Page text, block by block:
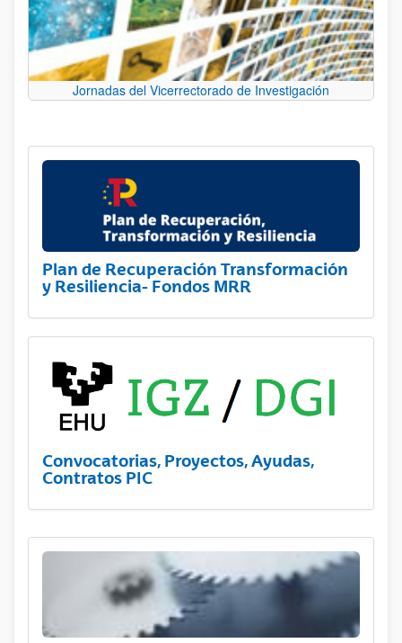
Jornadas del Vicerrectorado de Investigación
Plan de Recuperación Transformación
y Resiliencia- Fondos MRR
Convocatorias, Proyectos, Ayudas,
Contratos PIC